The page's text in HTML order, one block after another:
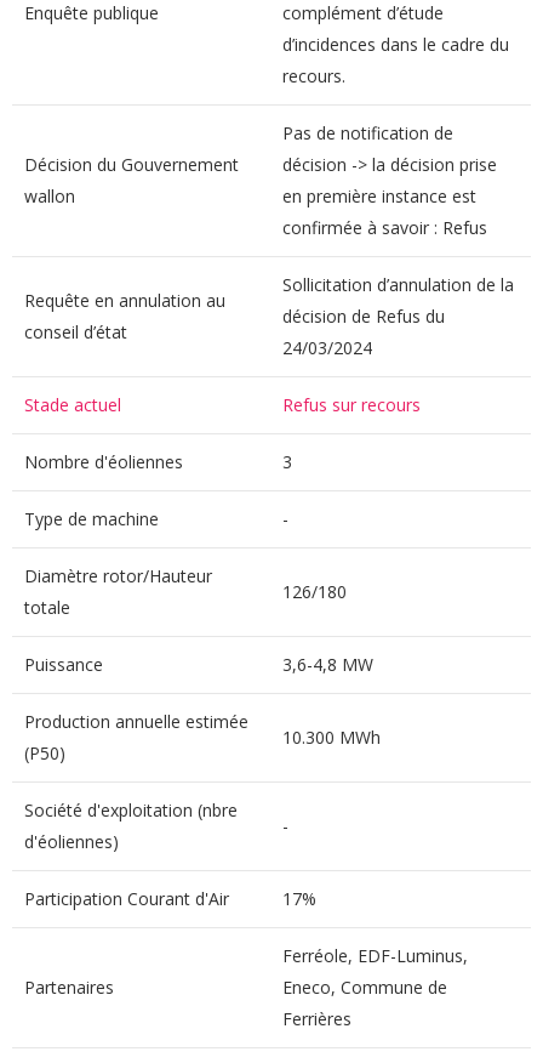
Enquête publique
complément d’étude
d’incidences dans le cadre du
recours.
Décision du Gouvernement
wallon
Pas de notification de
décision -> la décision prise
en première instance est
confirmée à savoir : Refus
Requête en annulation au
conseil d’état
Sollicitation d’annulation de la
décision de Refus du
24/03/2024
Stade actuel Refus sur recours
Nombre d'éoliennes 3
Type de machine -
Diamètre rotor/Hauteur
totale
126/180
Puissance 3,6-4,8 MW
Production annuelle estimée
(P50)
10.300 MWh
Société d'exploitation (nbre
d'éoliennes)
-
Participation Courant d'Air 17%
Partenaires
Ferréole, EDF-Luminus,
Eneco, Commune de
Ferrières